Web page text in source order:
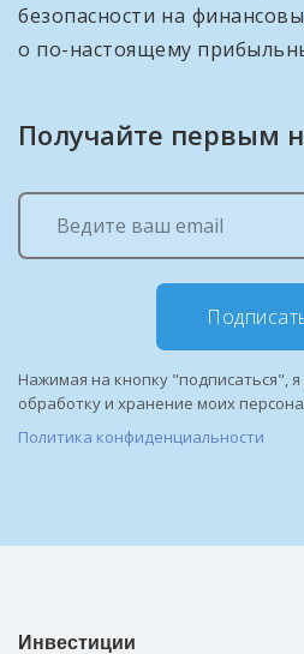
безопасности на
о по-настоящему
Получайте первым
Нажимая на кнопку "подписаться",
обработку и хранение моих
Политика конфиденциальности
Инвестиции